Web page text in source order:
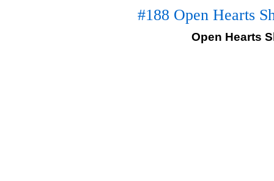
#188 Open Hearts
Open Hearts